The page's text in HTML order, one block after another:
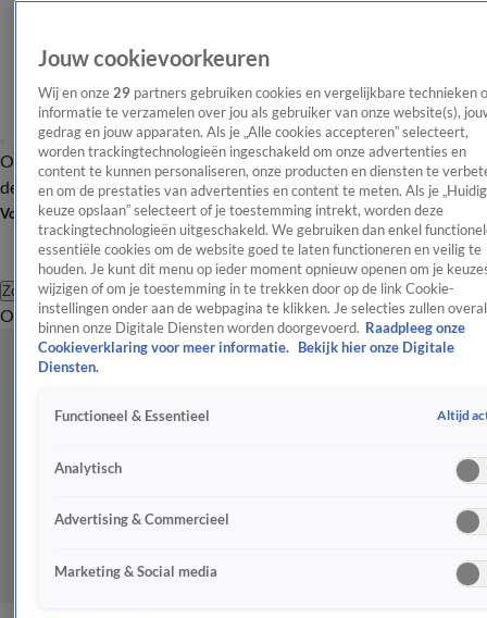
OverzichtAfleveringen Entertainment TV Algemeen
Tip
de redactieNieuwsbrief
Volg Shownieuws
Zoeken
OverzichtEntertainmentSpraakmakendRealityCrimeVideo's
Jouw cookievoorkeuren
Wij en onze 29 partners gebruiken cookies en vergelijkbare technieken
informatie te verzamelen over jou als gebruiker van onze website(s),
gedrag en jouw apparaten. Als je „Alle cookies accepteren” selecteert,
worden trackingtechnologieën ingeschakeld om onze advertenties en
content te kunnen personaliseren, onze producten en diensten te
en om de prestaties van advertenties en content te meten. Als je
keuze opslaan” selecteert of je toestemming intrekt, worden deze
trackingtechnologieën uitgeschakeld. We gebruiken dan enkel
essentiële cookies om de website goed te laten functioneren en veilig te
houden. Je kunt dit menu op ieder moment opnieuw openen om je
wijzigen of om je toestemming in te trekken door op de link Cookie-
instellingen onder aan de webpagina te klikken. Je selecties zullen overal
binnen onze Digitale Diensten worden doorgevoerd. Raadpleeg onze
Cookieverklaring voor meer informatie.
Bekijk hier onze Digitale
Diensten.
Functioneel & Essentieel Altijd
Analytisch
Advertising & Commercieel
Marketing & Social media